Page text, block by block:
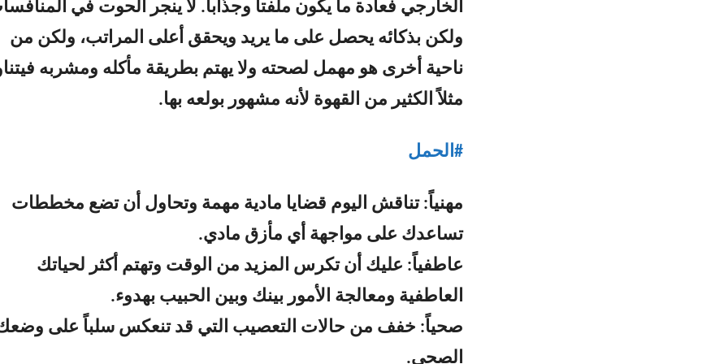
الخارجي فعادة ما يكون ملفتاً وجذّاباً. لا ينجر الحوت في
ولكن بذكائه يحصل على ما يريد ويحقق أعلى المراتب، ولكن من
ناحية أخرى هو مهمل لصحته ولا يهتم بطريقة مأكله ومشربه
مثلاً الكثير من القهوة لأنه مشهور بولعه بها.
#الحمل
مهنياً: تناقش اليوم قضايا مادية مهمة وتحاول أن تضع مخططات
تساعدك على مواجهة أي مأزق مادي.
عاطفياً: عليك أن تكرس المزيد من الوقت وتهتم أكثر لحياتك
العاطفية ومعالجة الأمور بينك وبين الحبيب بهدوء.
صحياً: خفف من حالات التعصيب التي قد تنعكس سلباً على
الصحي.